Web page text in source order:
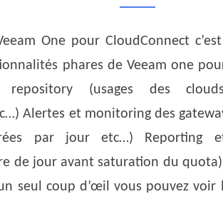
POUR
One pour CloudConnect
phares de Veeam one
(usages des
Alertes et monitoring des
par jour etc…) Reporting
de jour avant saturation du
seul coup d’œil vous pouvez